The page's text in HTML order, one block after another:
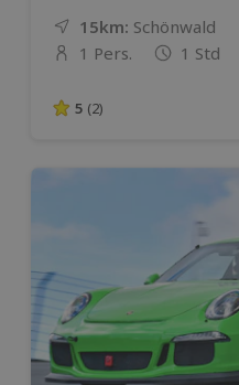
15km: Entfernung
Standort
Schönwald
Anzahl der Teilnehmer
1 Pers. 1 Std
5 von 5 Sternen
5 (2)